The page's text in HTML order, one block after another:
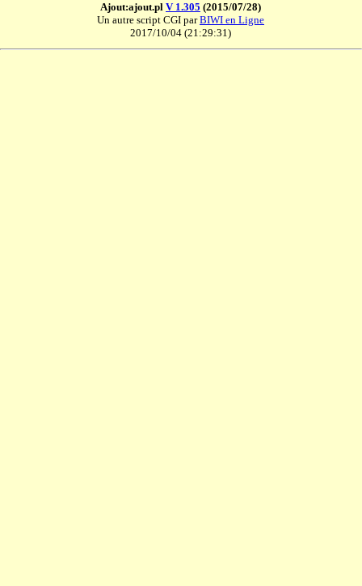
Ajout:ajout.pl V 1.305 (2015/07/28)
Un autre script CGI parBIWI en Ligne
2017/10/04 (21:29:31)